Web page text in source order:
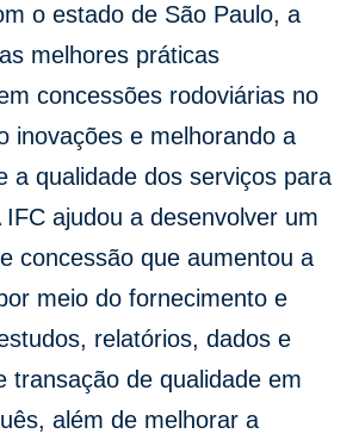
o estado de São Paulo, a
melhores práticas
concessões rodoviárias no
inovações e melhorando a
a qualidade dos serviços para
IFC ajudou a desenvolver um
concessão que aumentou a
meio do fornecimento e
relatórios, dados e
transação de qualidade em
além de melhorar a